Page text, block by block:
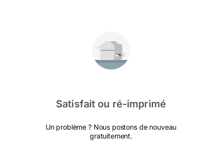
Satisfait ou ré-imprimé
Un problème ? Nous postons de nouveau
gratuitement.